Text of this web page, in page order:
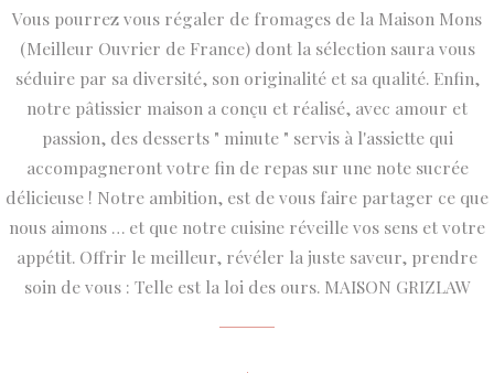
Vous pourrez vous régaler de fromages de la Maison Mons
(Meilleur Ouvrier de France) dont la sélection saura vous
séduire par sa diversité, son originalité et sa qualité. Enfin,
notre pâtissier maison a conçu et réalisé, avec amour et
passion, des desserts " minute " servis à l'assiette qui
accompagneront votre fin de repas sur une note sucrée
délicieuse ! Notre ambition, est de vous faire partager ce que
nous aimons … et que notre cuisine réveille vos sens et votre
appétit. Offrir le meilleur, révéler la juste saveur, prendre
soin de vous : Telle est la loi des ours. MAISON GRIZLAW